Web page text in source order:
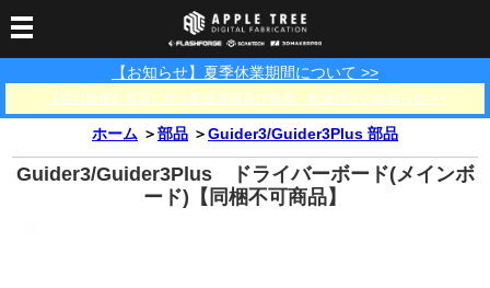
【お知らせ】夏季休業期間について >>
【佐川急便】地震に伴う配送遅延及び集荷・配達停止のお知らせ >>
3Dプリンター
3Dプリンター一覧 FLASHFORGE Bambu Lab
3Dスキャナー
SCANOLOGY 3DeVOK 3Dスキャナー消耗品
フィラメント
フィラメント一覧 FLASHFORGE
光造形用レジン
ホーム ＞部品 ＞Guider3/Guider3Plus 部品
Guider3/Guider3Plus ドライバーボード(メインボ
ード)【同梱不可商品】